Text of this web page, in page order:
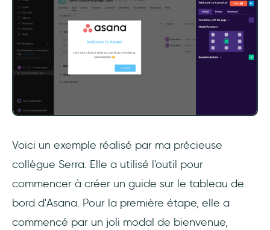
Voici un exemple réalisé par ma précieuse
collègue Serra. Elle a utilisé l'outil pour
commencer à créer un guide sur le tableau de
bord d'Asana. Pour la première étape, elle a
commencé par un joli modal de bienvenue,